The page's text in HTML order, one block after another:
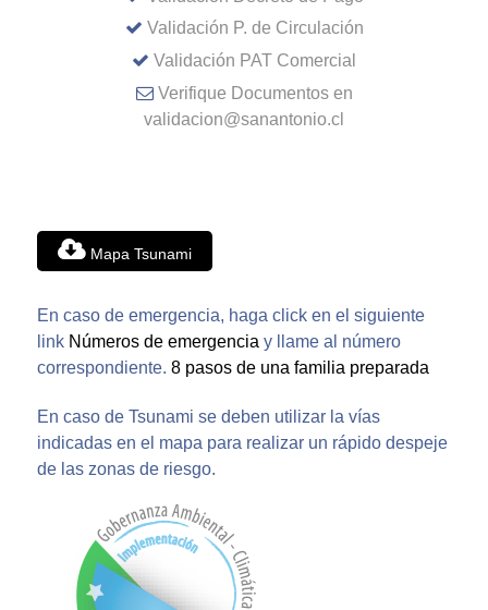
Validación P. de Circulación
Validación PAT Comercial
Verifique Documentos en
validacion@sanantonio.cl
Mapa Tsunami
En caso de emergencia, haga click en el siguiente
link Números de emergencia y llame al número
correspondiente. 8 pasos de una familia preparada
En caso de Tsunami se deben utilizar la vías
indicadas en el mapa para realizar un rápido despeje
de las zonas de riesgo.